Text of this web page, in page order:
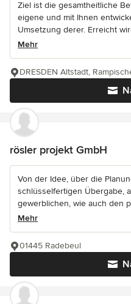
Ziel ist die gesamtheitliche
eigene und mit Ihnen
Umsetzung derer. Erreicht
Mehr
DRESDEN Altstadt,
rösler projekt GmbH
Von der Idee, über die
schlüsselfertigen Übergabe,
gewerblichen, wie auch den
Mehr
01445 Radebeul